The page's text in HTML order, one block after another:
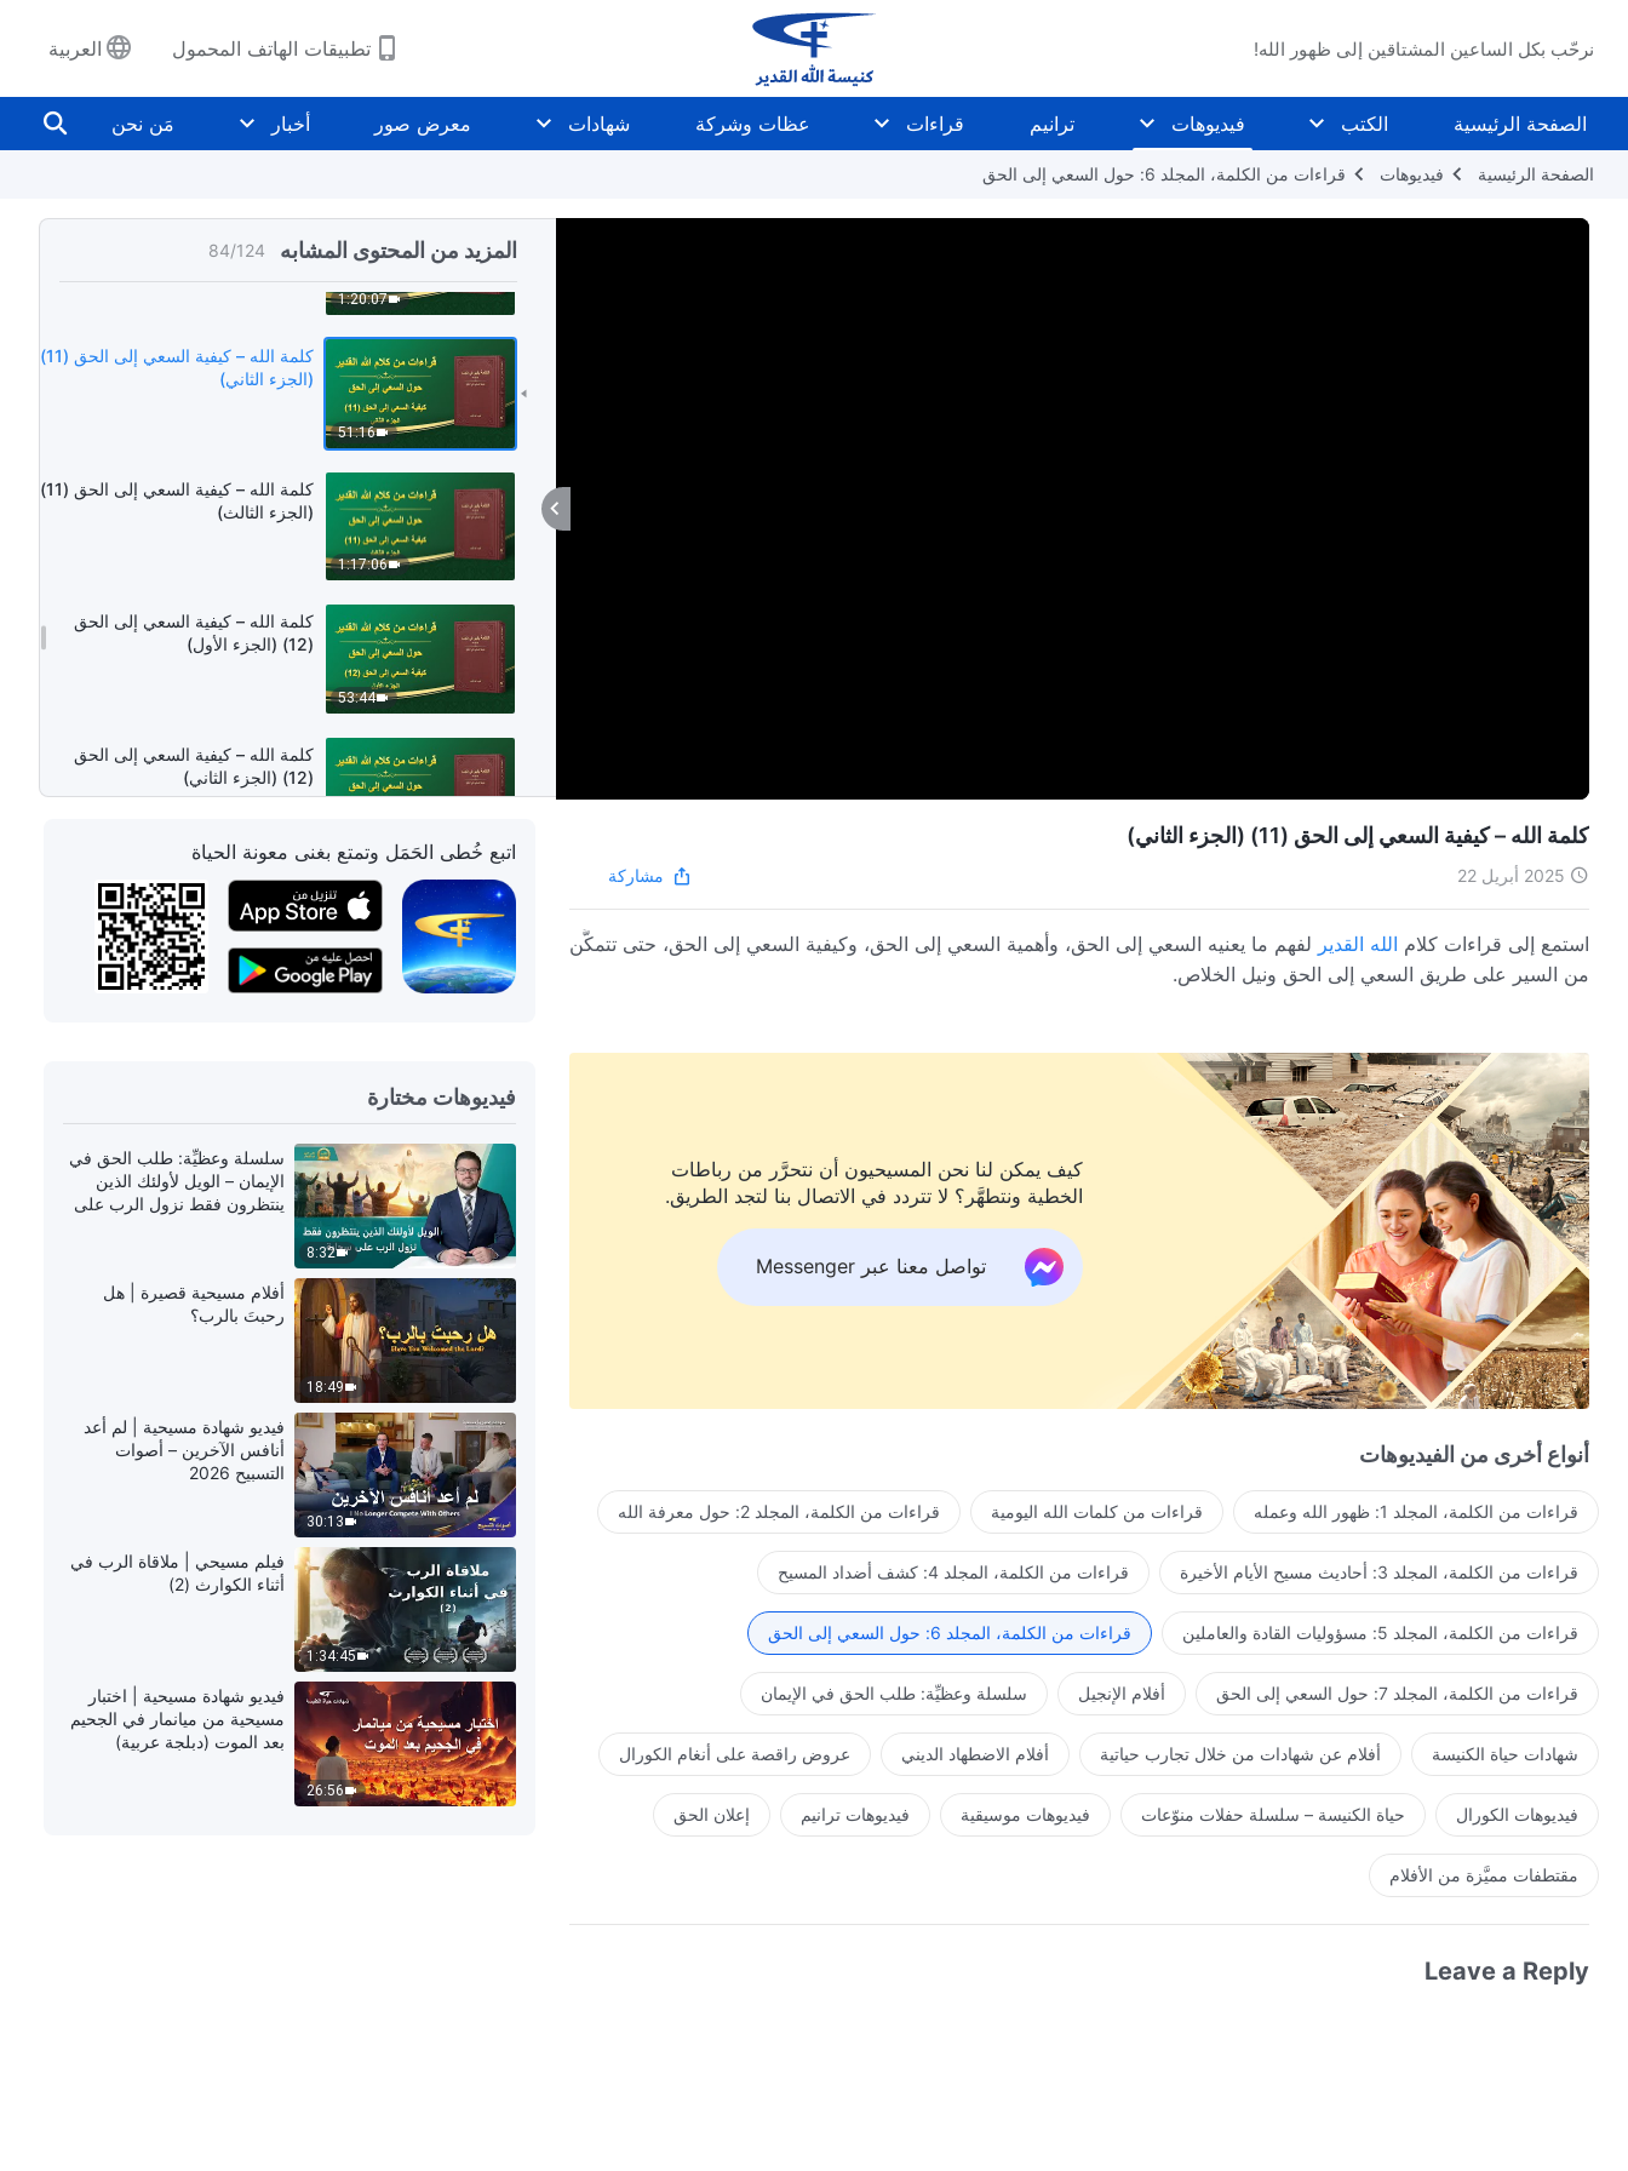
نرحّب بكل الساعين المشتاقين إلى ظهور الله! تطبيقات الهاتف المحمول العربية
الصفحة الرئيسية الكتب فيديوهات ترانيم قراءات عظات وشركة شهادات معرض صور أخبار مَن نحن
الصفحة الرئيسية فيديوهات قراءات من الكلمة، المجلد 6: حول السعي إلى الحق
المزيد من المحتوى المشابه 84/124
(10) (الجزء الرابع)
1:20:07
كلمة الله – كيفية السعي إلى الحق (11)
(الجزء الأول)
51:16
كلمة الله – كيفية السعي إلى الحق (11)
(الجزء الثاني)
1:17:06
كلمة الله – كيفية السعي إلى الحق (11)
(الجزء الثالث)
53:44
كلمة الله – كيفية السعي إلى الحق
(12) (الجزء الأول)
كلمة الله – كيفية السعي إلى الحق
(12) (الجزء الثاني)
1:13:08
كلمة الله – كيفية السعي إلى الحق
(12) (الجزء الثالث)
1:04:01
1:04:29
كلمة الله – كيفية السعي إلى الحق
(13) (الجزء الأول)
1:39:34
كلمة الله – كيفية السعي إلى الحق
(13) (الجزء الثاني)
1:14:18
كلمة الله – كيفية السعي إلى الحق
1:06:44
كلمة الله – كيفية السعي إلى الحق
(14) (الجزء الأول)
1:05:58
كلمة الله – كيفية السعي إلى الحق
(14) (الجزء الثاني)
كلمة الله – كيفية السعي إلى الحق (11) (الجزء الثاني)
2025 أبريل 22 مشاركة
استمع إلى قراءات كلام الله القدير لفهم ما يعنيه السعي إلى الحق، وأهمية السعي إلى الحق، وكيفية السعي إلى الحق، حتى تتمكَّن
من السير على طريق السعي إلى الحق ونيل الخلاص.
كيف يمكن لنا نحن المسيحيون أن نتحرَّر من رباطات
الخطية ونتطهَّر؟ لا تتردد في الاتصال بنا لتجد الطريق.
تواصل معنا عبر Messenger
أنواع أخرى من الفيديوهات
قراءات من الكلمة، المجلد 1: ظهور الله وعمله قراءات من كلمات الله اليومية قراءات من الكلمة، المجلد 2: حول معرفة الله
قراءات من الكلمة، المجلد 3: أحاديث مسيح الأيام الأخيرة قراءات من الكلمة، المجلد 4: كشف أضداد المسيح
قراءات من الكلمة، المجلد 5: مسؤوليات القادة والعاملين قراءات من الكلمة، المجلد 6: حول السعي إلى الحق
قراءات من الكلمة، المجلد 7: حول السعي إلى الحق أفلام الإنجيل سلسلة وعظيِّة: طلب الحق في الإيمان
شهادات حياة الكنيسة أفلام عن شهادات من خلال تجارب حياتية أفلام الاضطهاد الديني عروض راقصة على أنغام الكورال
فيديوهات الكورال حياة الكنيسة – سلسلة حفلات منوّعات فيديوهات موسيقية فيديوهات ترانيم إعلان الحق
مقتطفات مميَّزة من الأفلام
Leave a Reply
اتبع خُطى الحَمَل وتمتع بغنى معونة الحياة
فيديوهات مختارة
8:32
سلسلة وعظيِّة: طلب الحق في
الإيمان – الويل لأولئك الذين
ينتظرون فقط نزول الرب على
18:49
أفلام مسيحية قصيرة | هل
رحبتَ بالرب؟
30:13
فيديو شهادة مسيحية | لم أعد
أنافس الآخرين – أصوات
التسبيح 2026
1:34:45
فيلم مسيحي | ملاقاة الرب في
أثناء الكوارث (2)
26:56
فيديو شهادة مسيحية | اختبار
مسيحية من ميانمار في الجحيم
بعد الموت (دبلجة عربية)